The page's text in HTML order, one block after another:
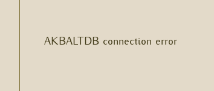
AKBALTDB connection error